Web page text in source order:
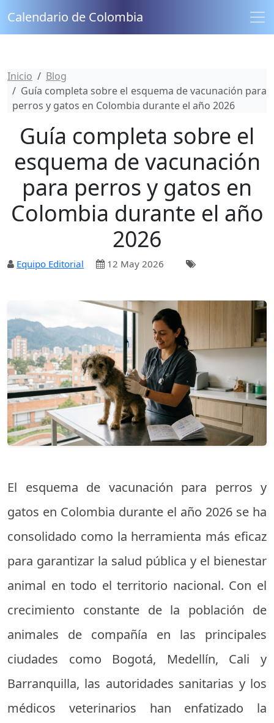
Calendario de Colombia
Inicio
Blog
Guía completa sobre el esquema de vacunación para
perros y gatos en Colombia durante el año 2026
Guía completa sobre el
esquema de vacunación
para perros y gatos en
Colombia durante el año
2026
Equipo Editorial 12 May 2026
El esquema de vacunación para perros y
gatos en Colombia durante el año 2026 se ha
consolidado como la herramienta más eficaz
para garantizar la salud pública y el bienestar
animal en todo el territorio nacional. Con el
crecimiento constante de la población de
animales de compañía en las principales
ciudades como Bogotá, Medellín, Cali y
Barranquilla, las autoridades sanitarias y los
médicos veterinarios han enfatizado la